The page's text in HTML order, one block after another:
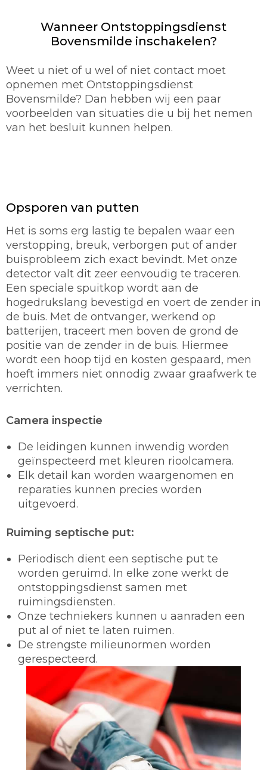
Wanneer Ontstoppingsdienst
Bovensmilde inschakelen?
Weet u niet of u wel of niet contact moet
opnemen met Ontstoppingsdienst
Bovensmilde? Dan hebben wij een paar
voorbeelden van situaties die u bij het nemen
van het besluit kunnen helpen.
Opsporen van putten
Het is soms erg lastig te bepalen waar een
verstopping, breuk, verborgen put of ander
buisprobleem zich exact bevindt. Met onze
detector valt dit zeer eenvoudig te traceren.
Een speciale spuitkop wordt aan de
hogedrukslang bevestigd en voert de zender in
de buis. Met de ontvanger, werkend op
batterijen, traceert men boven de grond de
positie van de zender in de buis. Hiermee
wordt een hoop tijd en kosten gespaard, men
hoeft immers niet onnodig zwaar graafwerk te
verrichten.
Camera inspectie
De leidingen kunnen inwendig worden
geïnspecteerd met kleuren rioolcamera.
Elk detail kan worden waargenomen en
reparaties kunnen precies worden
uitgevoerd.
Ruiming septische put:
Periodisch dient een septische put te
worden geruimd. In elke zone werkt de
ontstoppingsdienst samen met
ruimingsdiensten.
Onze techniekers kunnen u aanraden een
put al of niet te laten ruimen.
De strengste milieunormen worden
gerespecteerd.